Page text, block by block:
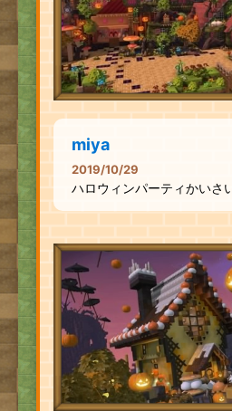
miya
2019/10/29
ハロウィンパーティかいさ